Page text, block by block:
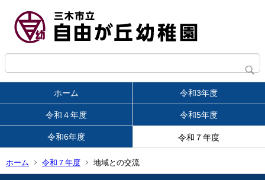
ホーム 令和3年度
令和４年度 令和5年度
令和6年度 令和７年度
ホーム 令和７年度 地域との交流